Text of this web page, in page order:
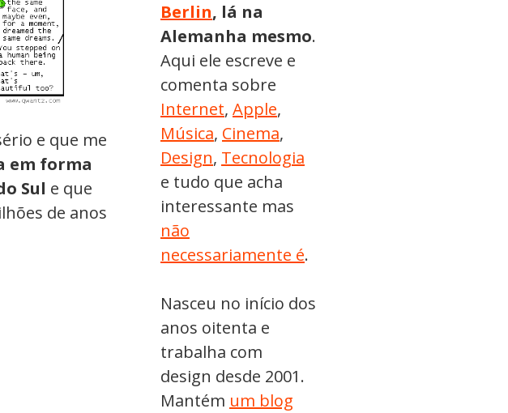
e que me
em forma
Sul e que
de anos
Berlin, lá na
Alemanha mesmo.
Aqui ele escreve e
comenta sobre
Internet, Apple,
Música, Cinema,
Design, Tecnologia
e tudo que acha
interessante mas
não
necessariamente é.
Nasceu no início dos
anos oitenta e
trabalha com
design desde 2001.
Mantém um blog